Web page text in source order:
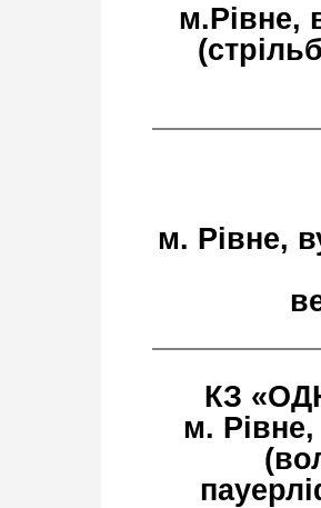
м.Рівне,
м. Рівне,
КЗ
м.